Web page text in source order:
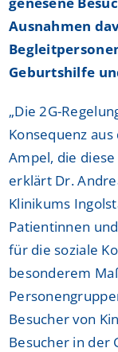
Ausnahmen
Geburtshilfe
„Die 2G-
Konsequenz
Ampel, die
erklärt Dr.
Klinikums
Patientinnen
für die soziale
besonderem
Besucher von
Besucher in der